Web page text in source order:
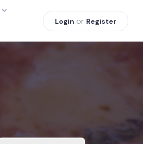
Login or Register